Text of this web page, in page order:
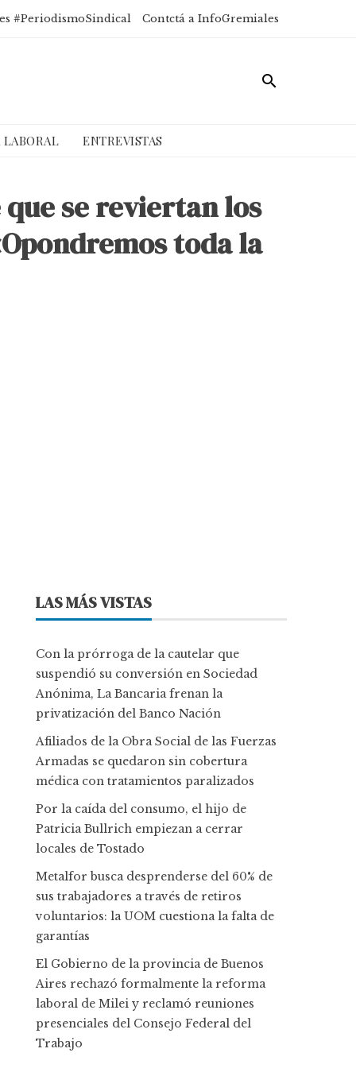
#PeriodismoSindical Contctá a InfoGremiales
LABORAL ENTREVISTAS
se reviertan los
toda la
LAS MÁS VISTAS
Con la prórroga de la cautelar que
suspendió su conversión en Sociedad
Anónima, La Bancaria frenan la
privatización del Banco Nación
Afiliados de la Obra Social de las Fuerzas
Armadas se quedaron sin cobertura
médica con tratamientos paralizados
Por la caída del consumo, el hijo de
Patricia Bullrich empiezan a cerrar
locales de Tostado
Metalfor busca desprenderse del 60% de
sus trabajadores a través de retiros
voluntarios: la UOM cuestiona la falta de
garantías
El Gobierno de la provincia de Buenos
Aires rechazó formalmente la reforma
laboral de Milei y reclamó reuniones
presenciales del Consejo Federal del
Trabajo